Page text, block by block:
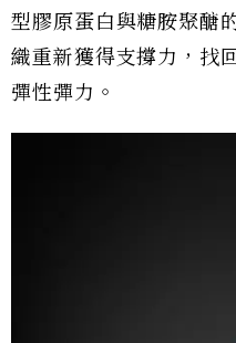
型膠原蛋白與糖胺聚醣
織重新獲得支撐力，找
彈性彈力。